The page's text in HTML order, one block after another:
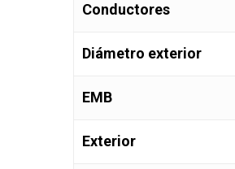
Conductores
Diámetro exterior
EMB
Exterior